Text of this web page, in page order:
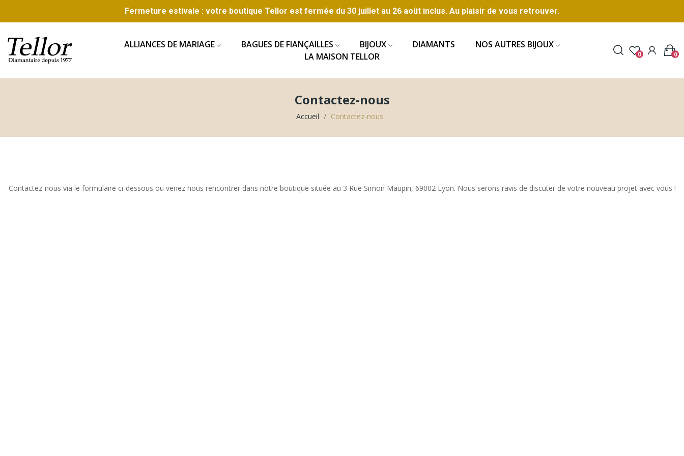
Fermeture estivale : votre boutique Tellor est fermée du 30 juillet au 26 août inclus. Au plaisir de vous retrouver.
ALLIANCES DE MARIAGE BAGUES DE FIANÇAILLES BIJOUX DIAMANTS
NOS AUTRES BIJOUX
LA MAISON TELLOR
0 0
Contactez-nous
Accueil Contactez-nous
Contactez-nous via le formulaire ci-dessous ou venez nous rencontrer dans notre boutique située au 3 Rue Simon Maupin, 69002 Lyon. Nous serons ravis de discuter de votre nouveau projet avec vous !